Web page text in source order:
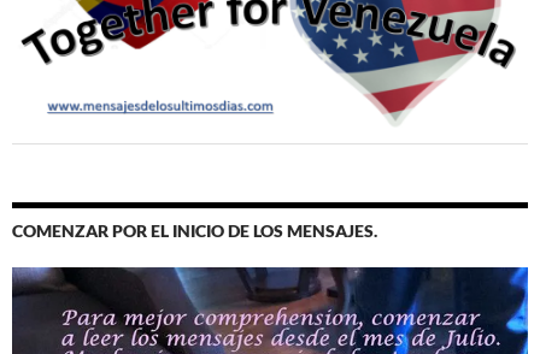
COMENZAR POR EL INICIO DE LOS MENSAJES.